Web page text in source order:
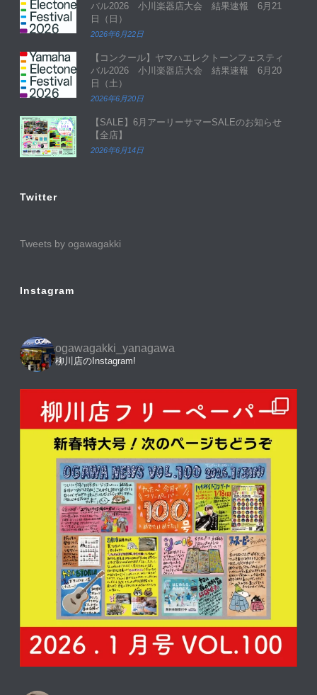
バル2026 小川楽器店大会 結果速報 6月21
日（日）
2026年6月22日
【コンクール】ヤマハエレクトーンフェスティ
バル2026 小川楽器店大会 結果速報 6月20
日（土）
2026年6月20日
【SALE】6月アーリーサマーSALEのお知らせ
【全店】
2026年6月14日
Twitter
Tweets by ogawagakki
Instagram
ogawagakki_yanagawa
柳川店のInstagram!